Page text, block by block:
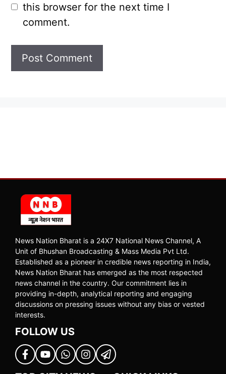
this browser for the next time I
comment.
News Nation Bharat is a 24X7 National News Channel, A
Unit of Bhushan Broadcasting & Mass Media Pvt Ltd.
Established as a pioneer in credible news reporting in India,
News Nation Bharat has emerged as the most respected
news channel in the country. Our commitment lies in
providing in-depth, analytical reporting and engaging
discussions on pressing issues without any bias or vested
interests.
FOLLOW US